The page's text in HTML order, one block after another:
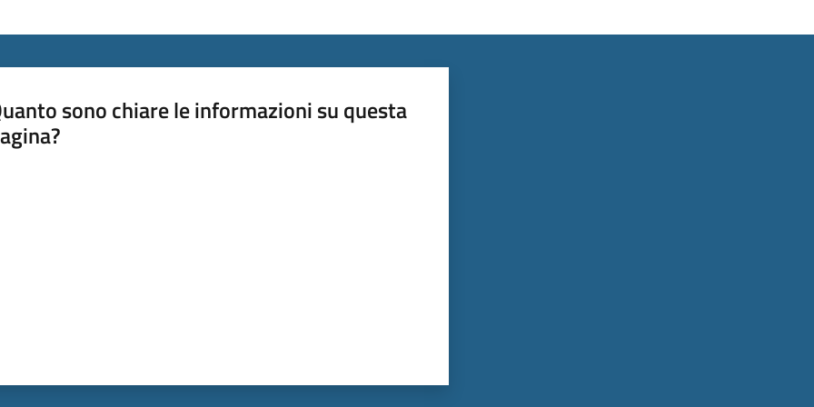
sono chiare le informazioni su questa